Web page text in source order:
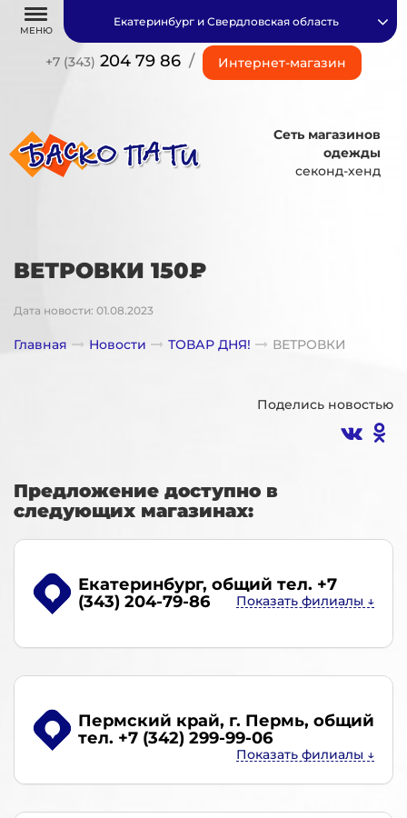
МЕНЮ
+7 (343) 204 79 86 / Интернет-магазин
Екатеринбург и Свердловская область
Сеть магазинов
одежды
секонд-хенд
ВЕТРОВКИ 150₽
Дата новости: 01.08.2023
Главная Новости ТОВАР ДНЯ! ВЕТРОВКИ
Поделись новостью
Предложение доступно в
следующих магазинах:
Екатеринбург, общий тел. +7
(343) 204-79-86
Пермский край, г. Пермь, общий
тел. +7 (342) 299-99-06